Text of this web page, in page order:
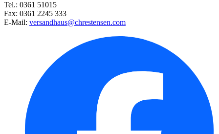
Thymian
Tel.: 0361 51015
Fax: 0361 2245 333
E-Mail: versandhaus@chrestensen.com